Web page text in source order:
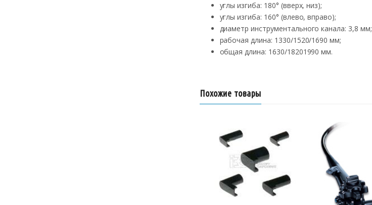
углы изгиба: 180° (вверх, низ);
углы изгиба: 160° (влево, вправо);
диаметр инструментального канала: 3,8 мм;
рабочая длина: 1330/1520/1690 мм;
общая длина: 1630/18201990 мм.
Похожие товары